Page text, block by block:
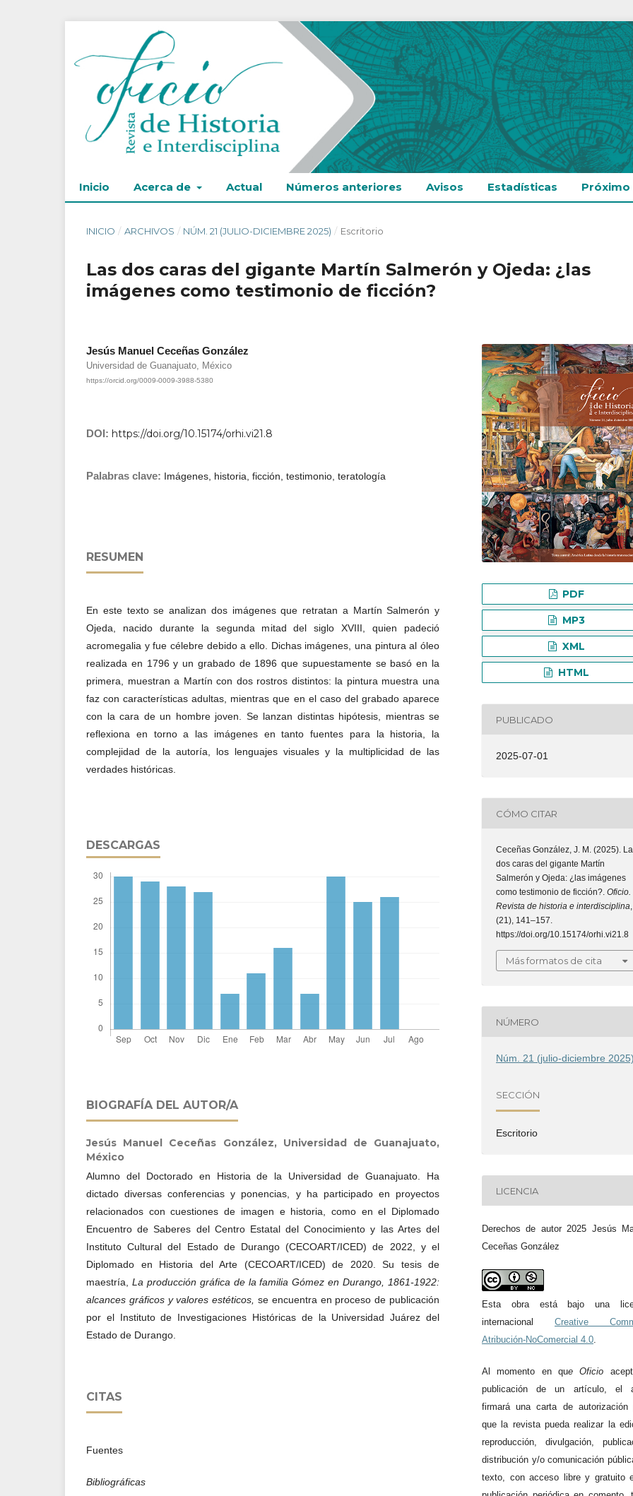
Inicio Acerca de Actual Números anteriores Avisos Estadísticas Próximo
INICIO / ARCHIVOS / NÚM. 21 (JULIO-DICIEMBRE 2025) / Escritorio
Las dos caras del gigante Martín Salmerón y Ojeda: ¿las
imágenes como testimonio de ficción?
Jesús Manuel Ceceñas González
Universidad de Guanajuato, México
https://orcid.org/0009-0009-3988-5380
DOI: https://doi.org/10.15174/orhi.vi21.8
Palabras clave: Imágenes, historia, ficción, testimonio, teratología
RESUMEN
En este texto se analizan dos imágenes que retratan a Martín Salmerón y
Ojeda, nacido durante la segunda mitad del siglo XVIII, quien padeció
acromegalia y fue célebre debido a ello. Dichas imágenes, una pintura al óleo
realizada en 1796 y un grabado de 1896 que supuestamente se basó en la
primera, muestran a Martín con dos rostros distintos: la pintura muestra una
faz con características adultas, mientras que en el caso del grabado aparece
con la cara de un hombre joven. Se lanzan distintas hipótesis, mientras se
reflexiona en torno a las imágenes en tanto fuentes para la historia, la
complejidad de la autoría, los lenguajes visuales y la multiplicidad de las
verdades históricas.
DESCARGAS
BIOGRAFÍA DEL AUTOR/A
Jesús Manuel Ceceñas González, Universidad de Guanajuato,
México
Alumno del Doctorado en Historia de la Universidad de Guanajuato. Ha
dictado diversas conferencias y ponencias, y ha participado en proyectos
relacionados con cuestiones de imagen e historia, como en el Diplomado
Encuentro de Saberes del Centro Estatal del Conocimiento y las Artes del
Instituto Cultural del Estado de Durango (CECOART/ICED) de 2022, y el
Diplomado en Historia del Arte (CECOART/ICED) de 2020. Su tesis de
maestría, La producción gráfica de la familia Gómez en Durango, 1861-1922:
alcances gráficos y valores estéticos, se encuentra en proceso de publicación
por el Instituto de Investigaciones Históricas de la Universidad Juárez del
Estado de Durango.
CITAS
Fuentes
Bibliográficas
PDF
MP3
XML
HTML
PUBLICADO
2025-07-01
CÓMO CITAR
Ceceñas González, J. M. (2025).
dos caras del gigante Martín
Salmerón y Ojeda: ¿las imágenes
como testimonio de ficción?. Oficio.
Revista de historia e interdisciplina,
(21), 141–157.
https://doi.org/10.15174/orhi.vi21.8
Más formatos de cita
NÚMERO
Núm. 21 (julio-diciembre 2025)
SECCIÓN
Escritorio
LICENCIA
Derechos de autor 2025 Jesús
Ceceñas González
Esta obra está bajo una
internacional Creative
Atribución-NoComercial 4.0.
Al momento en queOficio
publicación de un artículo, el
firmará una carta de autorización
que la revista pueda realizar la
reproducción, divulgación,
distribución y/o comunicación
texto, con acceso libre y gratuito